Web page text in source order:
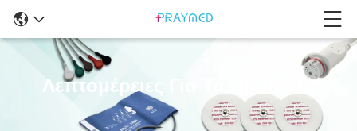
Λεπτομέρειες Για Τα Προϊόντα